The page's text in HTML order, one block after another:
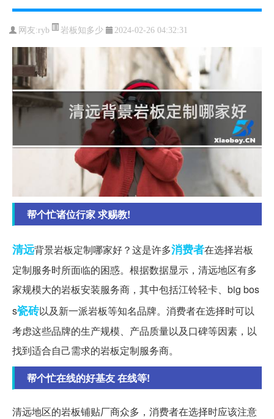
网友:ryb 岩板知多少 2024-02-26 04:32:31
帮个忙诸位行家 求赐教!
清远背景岩板定制哪家好？这是许多消费者在选择岩板
定制服务时所面临的困惑。根据数据显示，清远地区有多
家规模大的岩板安装服务商，其中包括江铃轻卡、big bos
s瓷砖以及新一派岩板等知名品牌。消费者在选择时可以
考虑这些品牌的生产规模、产品质量以及口碑等因素，以
找到适合自己需求的岩板定制服务商。
帮个忙在线的好基友 在线等!
清远地区的岩板铺贴厂商众多，消费者在选择时应该注意